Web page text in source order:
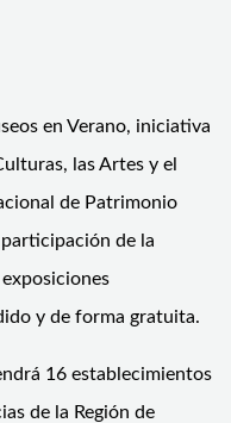
en Verano, iniciativa
las Artes y el
de Patrimonio
de la
y de forma gratuita.
16 establecimientos
de la Región de